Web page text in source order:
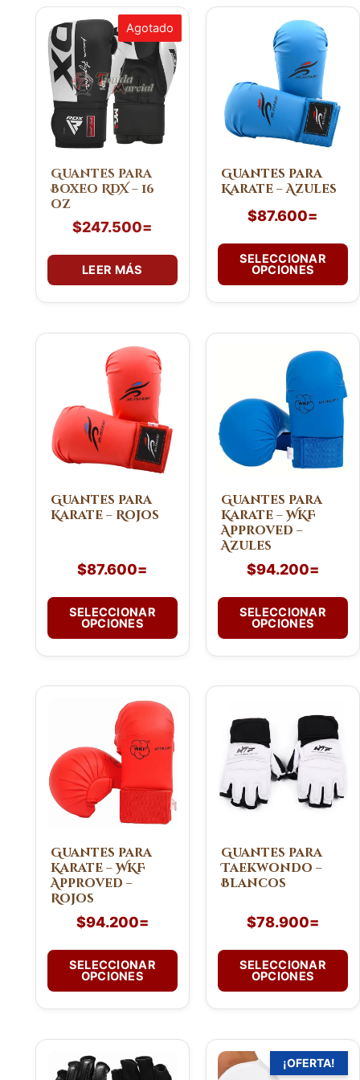
Agotado
Guantes para
Boxeo RDX – 16
oz
$247.500=
LEER MÁS
Guantes para
Karate – Azules
$87.600=
SELECCIONAR
OPCIONES
variantes.
Las
opciones
pueden
elegir
página
producto
Guantes para
Karate – Rojos
$87.600=
SELECCIONAR
OPCIONES
variantes.
Las
opciones
pueden
elegir
página
producto
Guantes para
Karate – WKF
Approved –
Azules
$94.200=
SELECCIONAR
OPCIONES
múltiples
variantes.
Las
opciones
pueden
elegir
en
la
página
producto
Guantes para
Karate – WKF
Approved –
Rojos
$94.200=
SELECCIONAR
OPCIONES
múltiples
variantes.
Las
opciones
pueden
elegir
en
la
página
producto
Guantes para
Taekwondo –
Blancos
$78.900=
SELECCIONAR
OPCIONES
producto
tiene
múltiples
variantes.
Las
opciones
pueden
elegir
en
página
producto
producto
¡OFERTA!
El
precio
El
Este
producto